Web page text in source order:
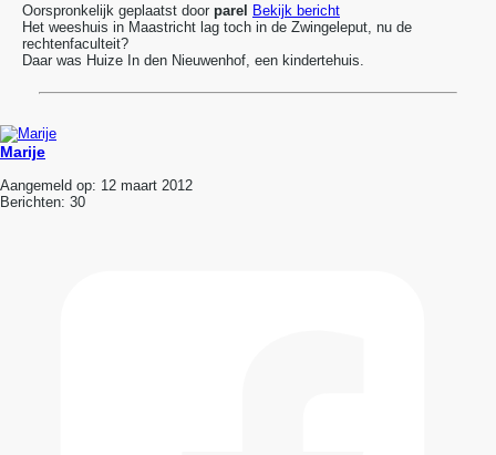
Oorspronkelijk geplaatst door parel Bekijk bericht
Het weeshuis in Maastricht lag toch in de Zwingeleput, nu de
rechtenfaculteit?
Daar was Huize In den Nieuwenhof, een kindertehuis.
Marije
Aangemeld op: 12 maart 2012
Berichten: 30